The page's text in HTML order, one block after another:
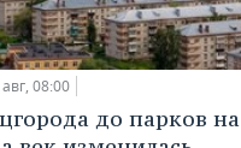
08:00
до парков на